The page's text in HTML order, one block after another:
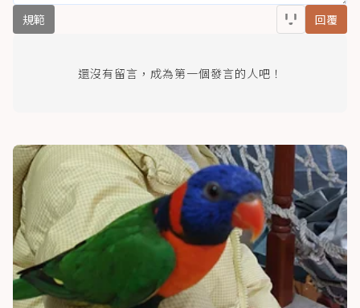
規範 回覆
還沒有留言，成為第一個發言的人吧！